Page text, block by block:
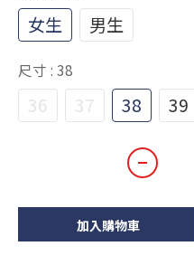
女生 男生
尺寸 : 38
36 37 38 39
加入購物車